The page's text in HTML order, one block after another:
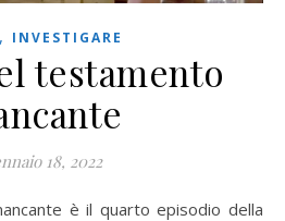
, INVESTIGARE
testamento
18, 2022
è il quarto episodio della